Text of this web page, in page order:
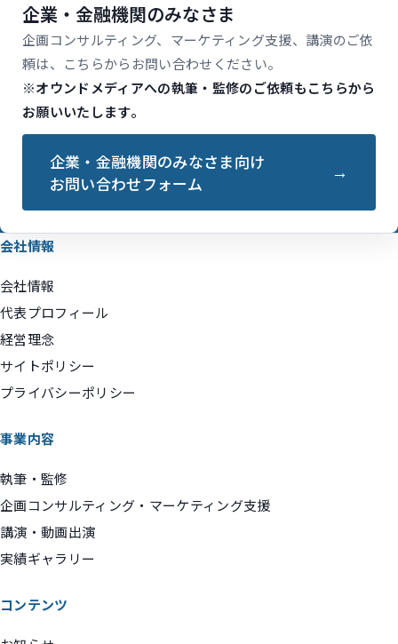
企業・金融機関のみなさま
企画コンサルティング、マーケティング支援、講演のご依
頼は、こちらからお問い合わせください。
※オウンドメディアへの執筆・監修のご依頼もこちらから
お願いいたします。
企業・金融機関のみなさま向け
お問い合わせフォーム
会社情報
会社情報
代表プロフィール
経営理念
サイトポリシー
プライバシーポリシー
事業内容
執筆・監修
企画コンサルティング・マーケティング支援
講演・動画出演
実績ギャラリー
コンテンツ